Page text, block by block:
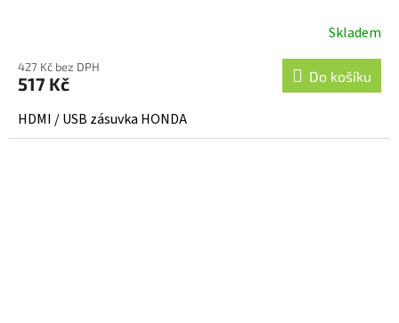
Skladem
427 Kč bez DPH
517 Kč Do košíku
HDMI / USB zásuvka HONDA